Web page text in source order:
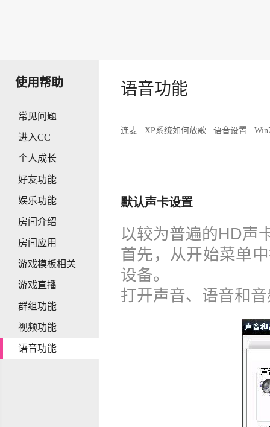
使用帮助
常见问题
进入CC
个人成长
好友功能
娱乐功能
房间介绍
房间应用
游戏模板相关
游戏直播
群组功能
视频功能
语音功能
语音功能
连麦 XP系统如何放歌 语音设置
默认声卡设置
以较为普遍的HD声
首先，从开始菜单
设备。
打开声音、语音和